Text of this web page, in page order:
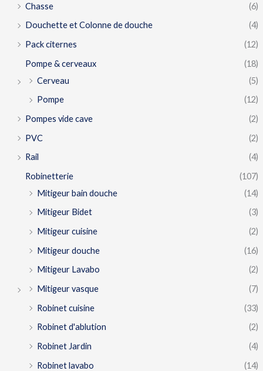
Chasse
(6)
Douchette et Colonne de douche
(4)
Pack citernes
(12)
Pompe & cerveaux
(18)
Cerveau
(5)
Pompe
(12)
Pompes vide cave
(2)
PVC
(2)
Rail
(4)
Robinetterie
(107)
Mitigeur bain douche
(14)
Mitigeur Bidet
(3)
Mitigeur cuisine
(2)
Mitigeur douche
(16)
Mitigeur Lavabo
(2)
Mitigeur vasque
(7)
Robinet cuisine
(33)
Robinet d'ablution
(2)
Robinet Jardin
(4)
Robinet lavabo
(14)